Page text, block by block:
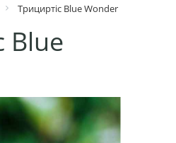
Трициртіс Blue Wonder
Blue